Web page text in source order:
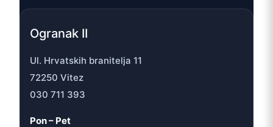
Ogranak II
Ul. Hrvatskih branitelja 11
72250 Vitez
030 711 393
Pon – Pet